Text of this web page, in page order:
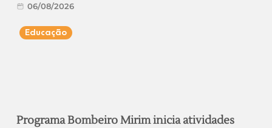
06/08/2026
Educação
Programa Bombeiro Mirim inicia atividades